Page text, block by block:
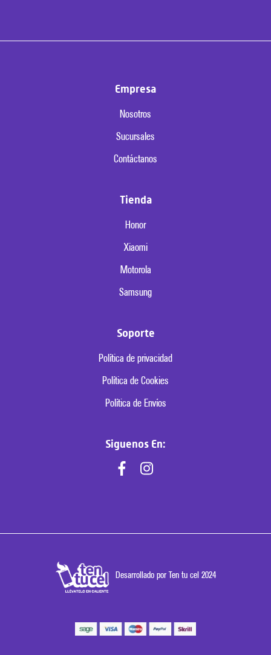
Empresa
Nosotros
Sucursales
Contáctanos
Tienda
Honor
Xiaomi
Motorola
Samsung
Soporte
Política de privacidad
Política de Cookies
Política de Envíos
Siguenos En:
Desarrollado por Ten tu cel 2024